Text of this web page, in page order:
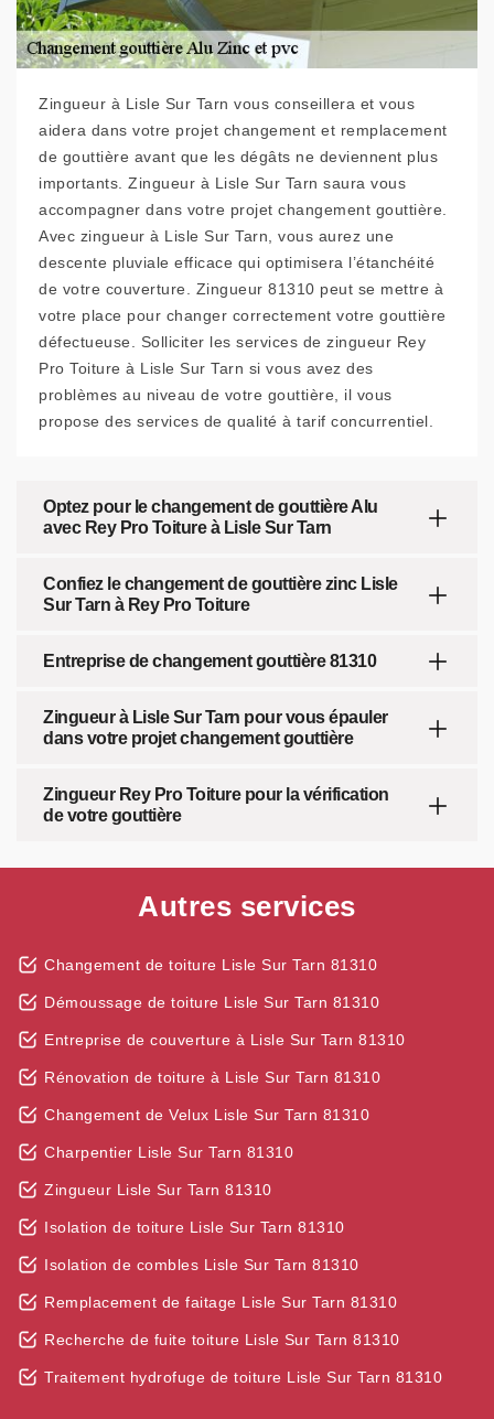
Zingueur à Lisle Sur Tarn vous conseillera et vous
aidera dans votre projet changement et remplacement
de gouttière avant que les dégâts ne deviennent plus
importants. Zingueur à Lisle Sur Tarn saura vous
accompagner dans votre projet changement gouttière.
Avec zingueur à Lisle Sur Tarn, vous aurez une
descente pluviale efficace qui optimisera l’étanchéité
de votre couverture. Zingueur 81310 peut se mettre à
votre place pour changer correctement votre gouttière
défectueuse. Solliciter les services de zingueur Rey
Pro Toiture à Lisle Sur Tarn si vous avez des
problèmes au niveau de votre gouttière, il vous
propose des services de qualité à tarif concurrentiel.
Optez pour le changement de gouttière Alu
avec Rey Pro Toiture à Lisle Sur Tarn
Confiez le changement de gouttière zinc Lisle
Sur Tarn à Rey Pro Toiture
Entreprise de changement gouttière 81310
Zingueur à Lisle Sur Tarn pour vous épauler
dans votre projet changement gouttière
Zingueur Rey Pro Toiture pour la vérification
de votre gouttière
Autres services
Changement de toiture Lisle Sur Tarn 81310
Démoussage de toiture Lisle Sur Tarn 81310
Entreprise de couverture à Lisle Sur Tarn 81310
Rénovation de toiture à Lisle Sur Tarn 81310
Changement de Velux Lisle Sur Tarn 81310
Charpentier Lisle Sur Tarn 81310
Zingueur Lisle Sur Tarn 81310
Isolation de toiture Lisle Sur Tarn 81310
Isolation de combles Lisle Sur Tarn 81310
Remplacement de faitage Lisle Sur Tarn 81310
Recherche de fuite toiture Lisle Sur Tarn 81310
Traitement hydrofuge de toiture Lisle Sur Tarn 81310